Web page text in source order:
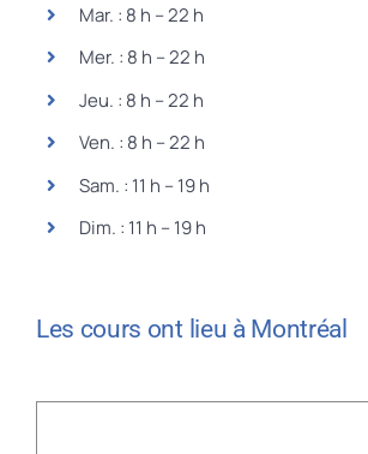
Mar. : 8 h – 22 h
Mer. : 8 h – 22 h
Jeu. : 8 h – 22 h
Ven. : 8 h – 22 h
Sam. : 11 h – 19 h
Dim. : 11 h – 19 h
Les cours ont lieu à Montréal